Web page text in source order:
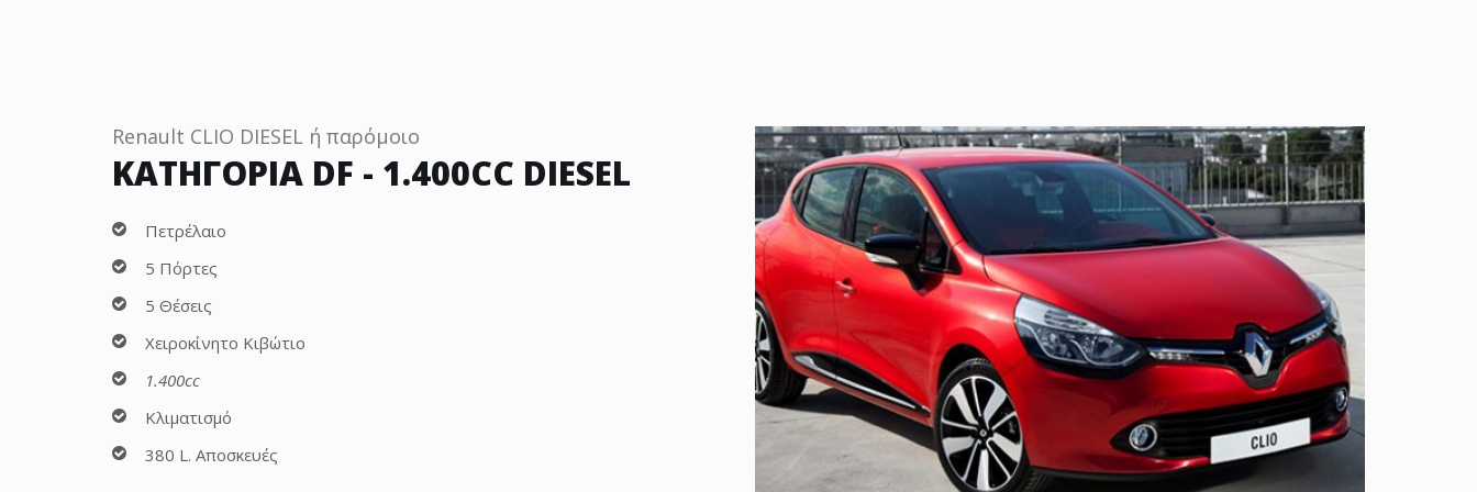
Renault CLIO DIESEL ή παρόμοιο
ΚΑΤΗΓΟΡΙΑ DF - 1.400CC DIESEL
Πετρέλαιο
5 Πόρτες
5 Θέσεις
Χειροκίνητο Κιβώτιο
1.400cc
Κλιματισμό
380 L. Αποσκευές